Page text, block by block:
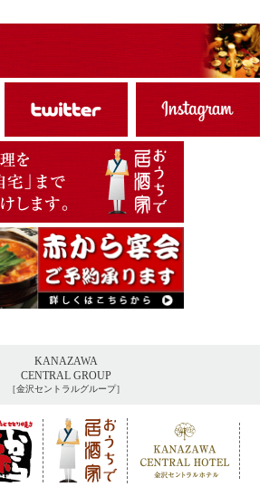
KANAZAWA
CENTRAL GROUP
［金沢セントラルグループ］